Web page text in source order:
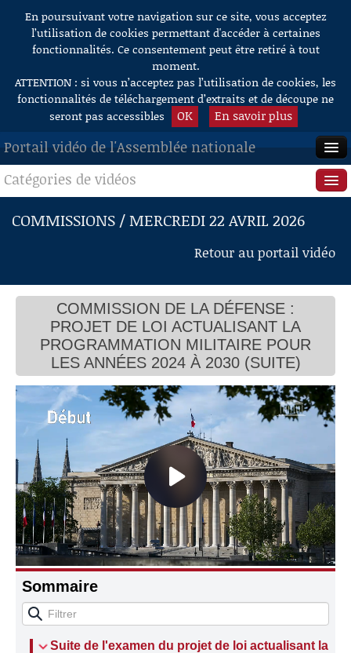
Aller au contenu
En poursuivant votre navigation sur ce site, vous acceptez
l’utilisation de cookies permettant d'accéder à certaines
fonctionnalités. Ce consentement peut être retiré à tout
moment.
ATTENTION : si vous n’acceptez pas l’utilisation de cookies, les
fonctionnalités de téléchargement d’extraits et de découpe ne
seront pas accessibles
OK En savoir plus
Portail vidéo de l'Assemblée nationale
ACCUEIL
EN DIRECT
RECHERCHE
AIDE À LA DÉCOUPE
DE VIDÉOS
Catégories de vidéos
Séance publique
Questions au Gouvernement
Commissions
Présidence
Évènements
Connaissance, Histoire
Autres
COMMISSIONS / MERCREDI 22 AVRIL 2026
Retour au portail vidéo
COMMISSION DE LA DÉFENSE :
PROJET DE LOI ACTUALISANT LA
PROGRAMMATION MILITAIRE POUR
LES ANNÉES 2024 À 2030 (SUITE)
Sommaire
Suite de l'examen du projet de loi actualisant la